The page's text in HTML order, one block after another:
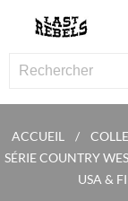
ACCUEIL
SÉRIE COUNTRY
USA &